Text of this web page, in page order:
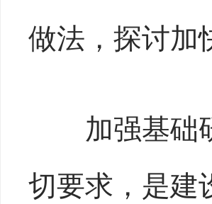
做法，探讨加
加强基础研
切要求，是建